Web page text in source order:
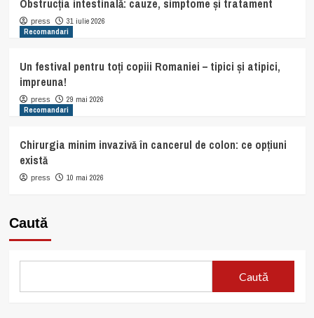
Obstrucția intestinală: cauze, simptome și tratament
press
31 iulie 2026
Recomandari
Un festival pentru toți copiii Romaniei – tipici și atipici,
impreuna!
press
29 mai 2026
Recomandari
Chirurgia minim invazivă în cancerul de colon: ce opțiuni
există
press 10 mai 2026
Caută
Caută